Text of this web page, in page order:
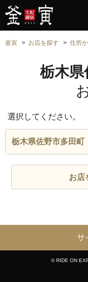
釜寅 お店を探す 住所
栃木県
選択してください。
栃木県佐野市多田町
お店
サ
© RIDE ON